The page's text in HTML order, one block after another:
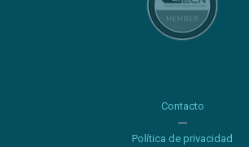
Contacto
Política de privacidad